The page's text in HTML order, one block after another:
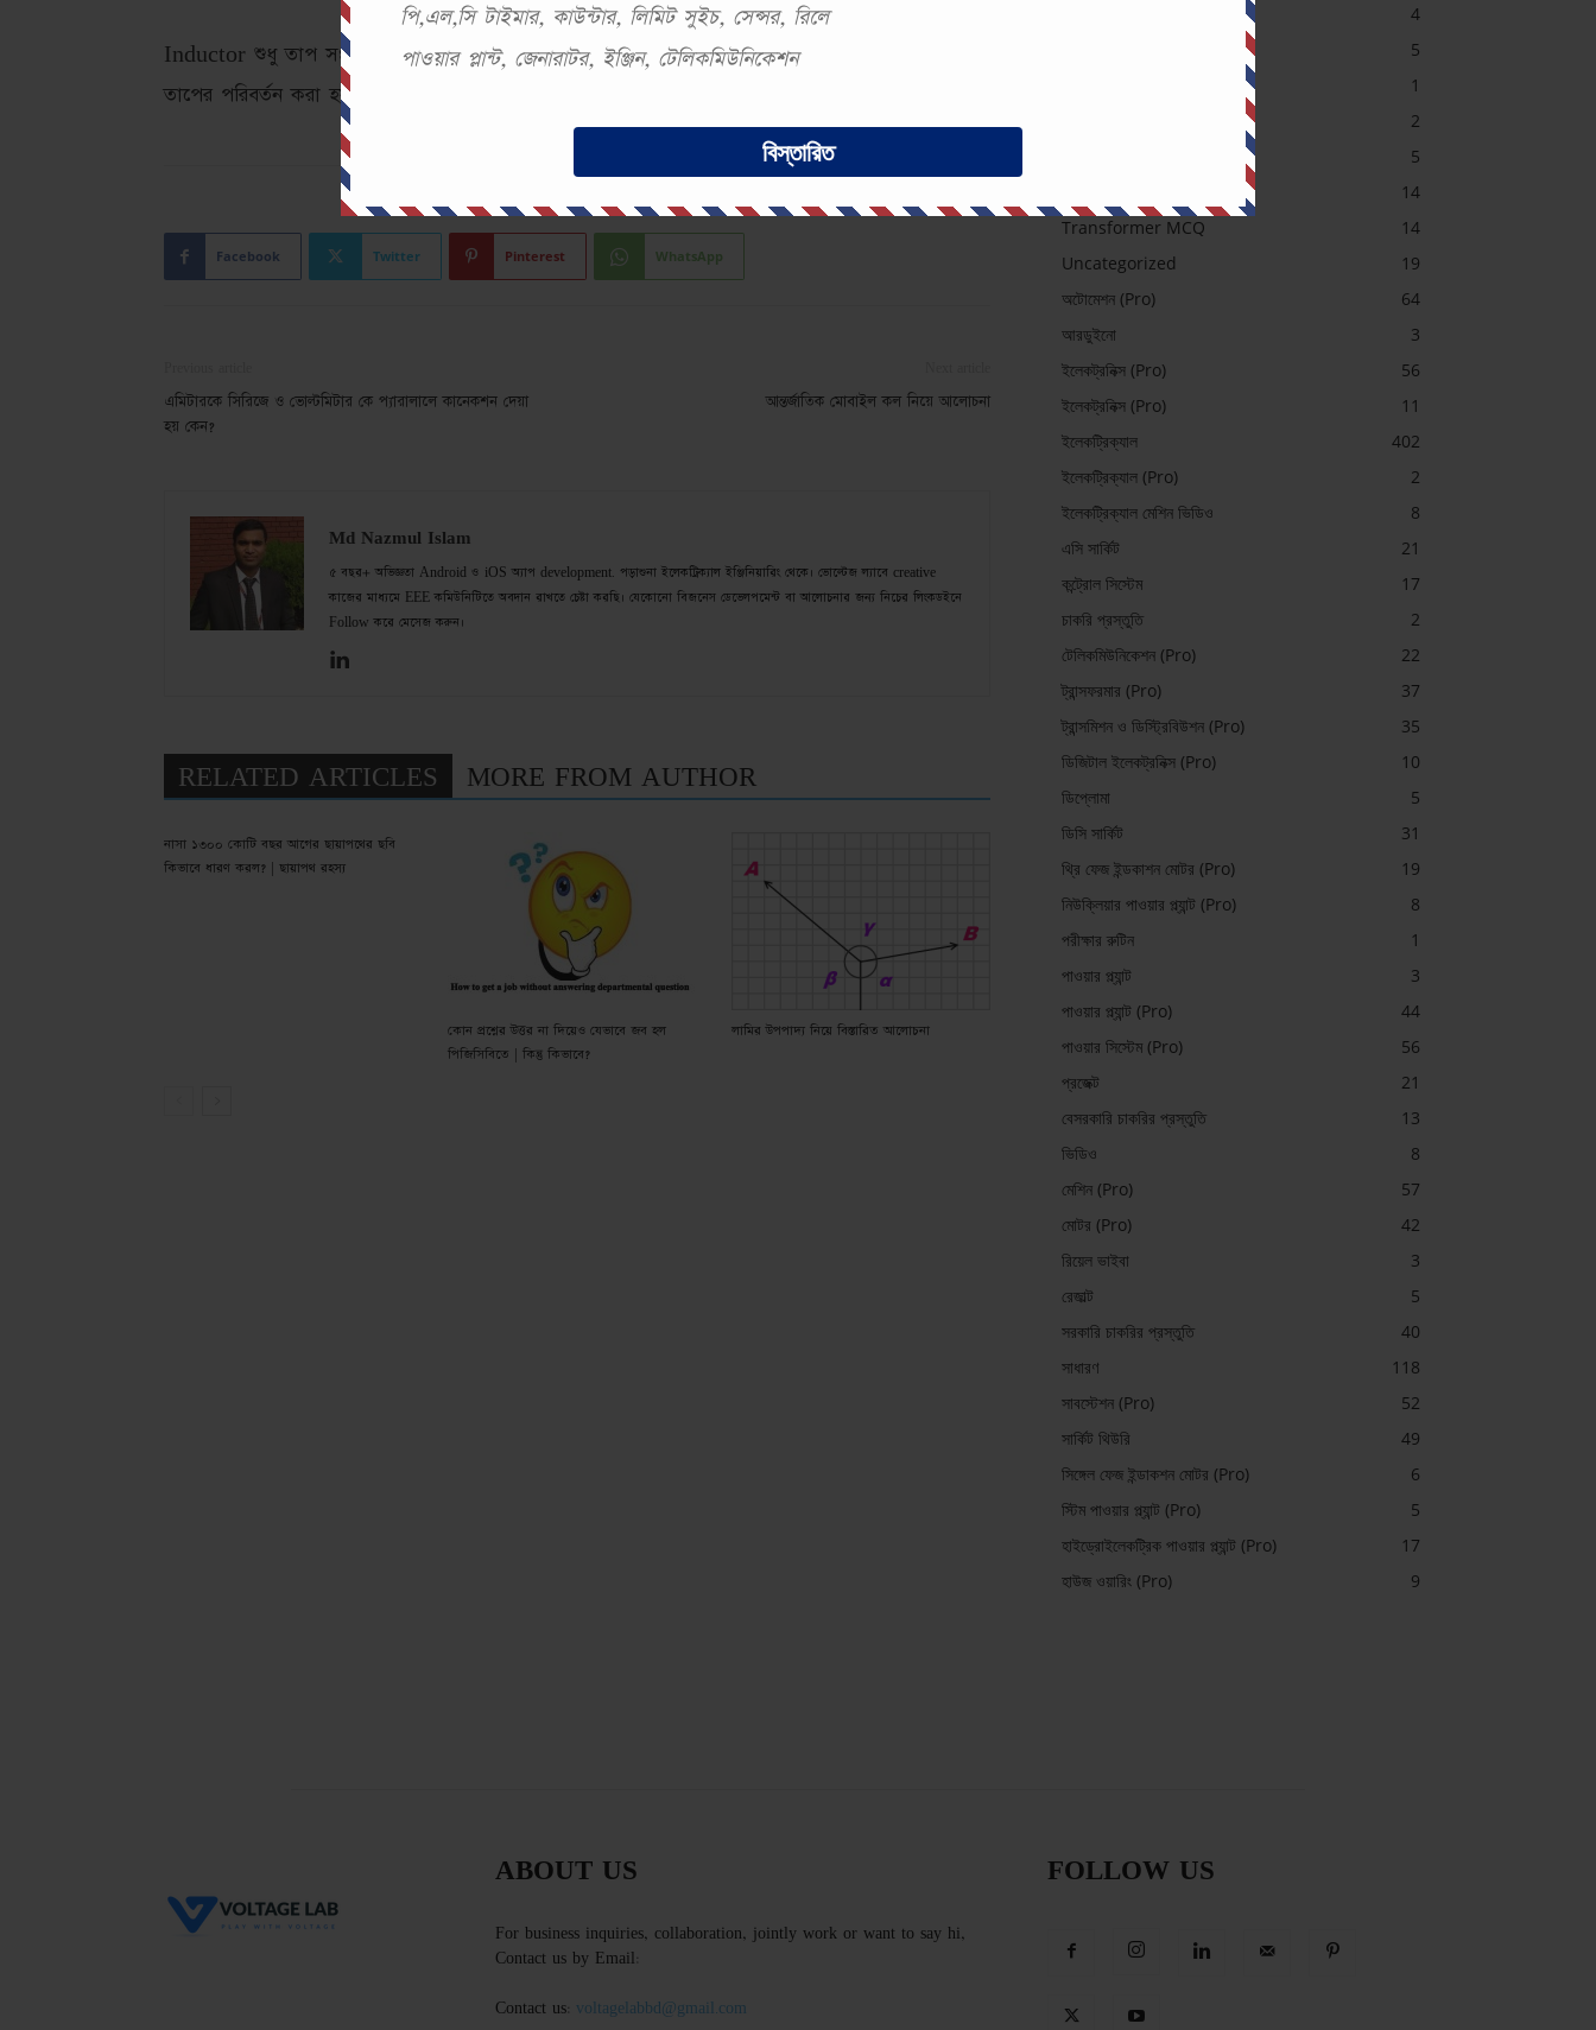
পি,এল,সি টাইমার, কাউন্টার, লিমিট সুইচ, সেন্সর, রিলে
পাওয়ার প্লান্ট, জেনারাটর, ইঞ্জিন, টেলিকমিউনিকেশন
বিস্তারিত
Inductor শুধু তাপ সংরক্ষণ করে মাত্র। Heater এ variable resistor use করে রোধের পরিবর্তন এ
তাপের পরিবর্তন করা হয়। কারণ আমরা জানি, H = I^2 * R * t
Facebook Twitter Pinterest WhatsApp
এমিটারকে সিরিজে ও ভোল্টমিটার কে প্যারালালে কানেকশন দেয়া
হয় কেন?
আন্তর্জাতিক মোবাইল কল নিয়ে আলোচনা
Md Nazmul Islam
৫ বছর+ অভিজ্ঞতা Android ও iOS অ্যাপ development. পড়াশুনা ইলেকট্রিক্যাল ইঞ্জিনিয়ারিং থেকে। ভোল্টেজ ল্যাবে creative
কাজের মাধ্যমে EEE কমিউনিটিতে অবদান রাখতে চেষ্টা করছি। যেকোনো বিজনেস ডেভেলপমেন্ট বা আলোচনার জন্য নিচের লিংকডইনে
Follow করে মেসেজ করুন।
RELATED ARTICLES MORE FROM AUTHOR
নাসা ১৩০০ কোটি বছর আগের ছায়াপথের ছবি
কিভাবে ধারণ করল? | ছায়াপথ রহস্য
কোন প্রশ্নের উত্তর না দিয়েও যেভাবে জব হল
পিজিসিবিতে | কিন্তু কিভাবে?
লামির উপপাদ্য নিয়ে বিস্তারিত আলোচনা
4
5
1
2
5
14
Transformer MCQ
14
Uncategorized
19
অটোমেশন (Pro)
64
আরডুইনো
3
ইলেকট্রনিক্স (Pro)
56
ইলেকট্রনিক্স (Pro)
11
ইলেকট্রিক্যাল
402
ইলেকট্রিক্যাল (Pro)
2
ইলেকট্রিক্যাল মেশিন ভিডিও
8
এসি সার্কিট
21
কন্ট্রোল সিস্টেম
17
চাকরি প্রস্তুতি
2
টেলিকমিউনিকেশন (Pro)
22
ট্রান্সফরমার (Pro)
37
ট্রান্সমিশন ও ডিস্ট্রিবিউশন (Pro)
35
ডিজিটাল ইলেকট্রনিক্স (Pro)
10
ডিপ্লোমা
5
ডিসি সার্কিট
31
থ্রি ফেজ ইন্ডকাশন মোটর (Pro)
19
নিউক্লিয়ার পাওয়ার প্ল্যান্ট (Pro)
8
পরীক্ষার রুটিন
1
পাওয়ার প্ল্যান্ট
3
পাওয়ার প্ল্যান্ট (Pro)
44
পাওয়ার সিস্টেম (Pro)
56
প্রজেক্ট
21
বেসরকারি চাকরির প্রস্তুতি
13
ভিডিও
8
মেশিন (Pro)
57
মোটর (Pro)
42
রিয়েল ভাইবা
3
রেজাল্ট
5
সরকারি চাকরির প্রস্তুতি
40
সাধারণ
118
সাবস্টেশন (Pro)
52
সার্কিট থিউরি
49
সিঙ্গেল ফেজ ইন্ডাকশন মোটর (Pro)
6
স্টিম পাওয়ার প্ল্যান্ট (Pro)
5
হাইড্রোইলেকট্রিক পাওয়ার প্ল্যান্ট (Pro)
17
হাউজ ওয়ারিং (Pro)
9
ABOUT US
For business inquiries, collaboration, jointly work or want to say hi,
Contact us by Email:
Contact us: voltagelabbd@gmail.com
FOLLOW US